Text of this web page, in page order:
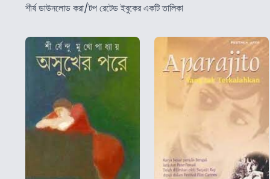
শীর্ষ ডাউনলোড করা/টপ রেটেড ইবুকের একটি তালিকা